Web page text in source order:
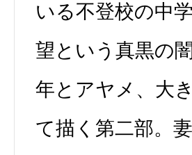
いる不登校の中
望という真黒の
年とアヤメ、大
て描く第二部。